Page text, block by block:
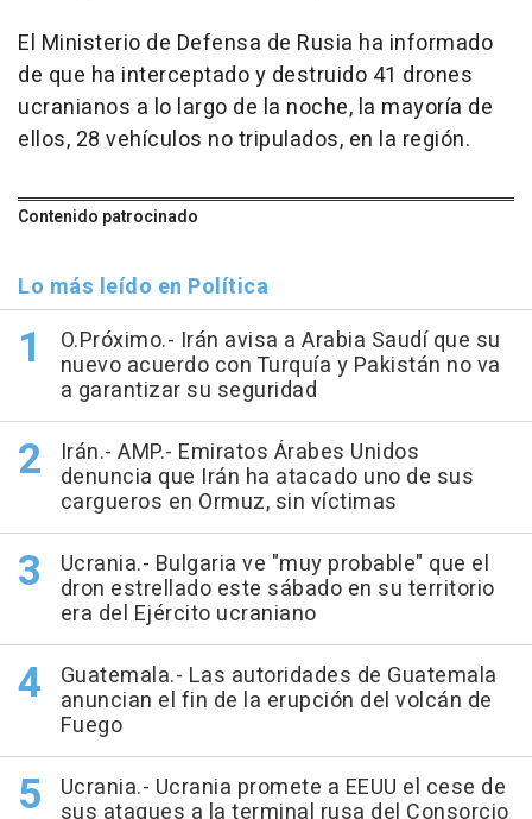
El Ministerio de Defensa de Rusia ha informado
de que ha interceptado y destruido 41 drones
ucranianos a lo largo de la noche, la mayoría de
ellos, 28 vehículos no tripulados, en la región.
Contenido patrocinado
Lo más leído en Política
O.Próximo.- Irán avisa a Arabia Saudí que su
nuevo acuerdo con Turquía y Pakistán no va
a garantizar su seguridad
Irán.- AMP.- Emiratos Árabes Unidos
denuncia que Irán ha atacado uno de sus
cargueros en Ormuz, sin víctimas
Ucrania.- Bulgaria ve "muy probable" que el
dron estrellado este sábado en su territorio
era del Ejército ucraniano
Guatemala.- Las autoridades de Guatemala
anuncian el fin de la erupción del volcán de
Fuego
Ucrania.- Ucrania promete a EEUU el cese de